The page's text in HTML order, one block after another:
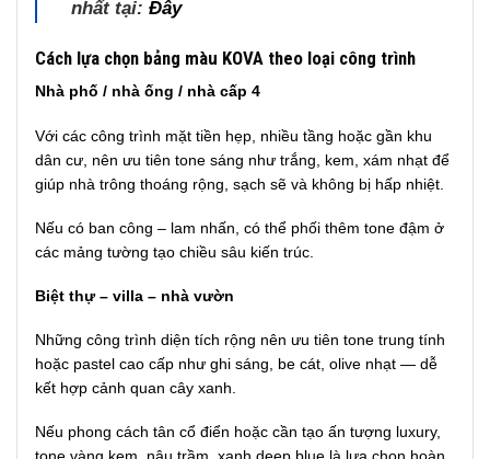
nhất tại:Đây
Cách lựa chọn bảng màu KOVA theo loại công trình
Nhà phố / nhà ống / nhà cấp 4
Với các công trình mặt tiền hẹp, nhiều tầng hoặc gần khu
dân cư, nên ưu tiên tone sáng như trắng, kem, xám nhạt để
giúp nhà trông thoáng rộng, sạch sẽ và không bị hấp nhiệt.
Nếu có ban công – lam nhấn, có thể phối thêm tone đậm ở
các mảng tường tạo chiều sâu kiến trúc.
Biệt thự – villa – nhà vườn
Những công trình diện tích rộng nên ưu tiên tone trung tính
hoặc pastel cao cấp như ghi sáng, be cát, olive nhạt — dễ
kết hợp cảnh quan cây xanh.
Nếu phong cách tân cổ điển hoặc cần tạo ấn tượng luxury,